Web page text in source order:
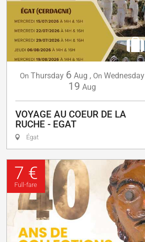
On Thursday 6 Aug , On Wednesday
19 Aug
VOYAGE AU COEUR DE LA
RUCHE - EGAT
Égat
7 €
Full-fare